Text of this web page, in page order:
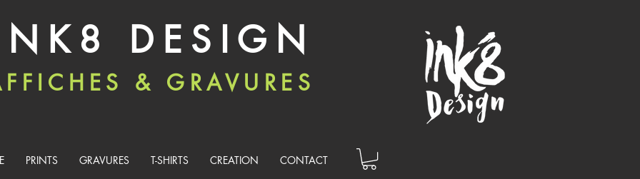
DESIGN
& GRAVURES
PRINTS GRAVURES T-SHIRTS CREATION CONTACT